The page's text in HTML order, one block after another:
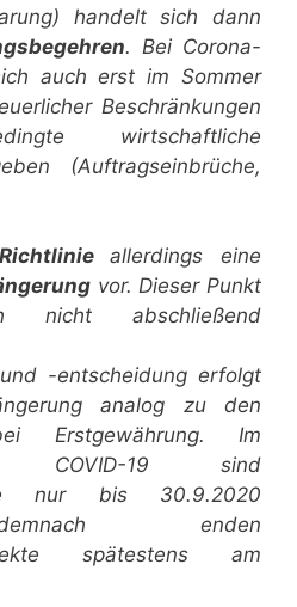
handelt sich dann
. Bei Corona-
auch erst im Sommer
Beschränkungen
wirtschaftliche
(Auftragseinbrüche,
Richtlinieallerdings eine
vor. Dieser Punkt
abschließend
-entscheidung erfolgt
analog zu den
Erstgewährung. Im
COVID-19 sind
nur bis 30.9.2020
enden
spätestens am